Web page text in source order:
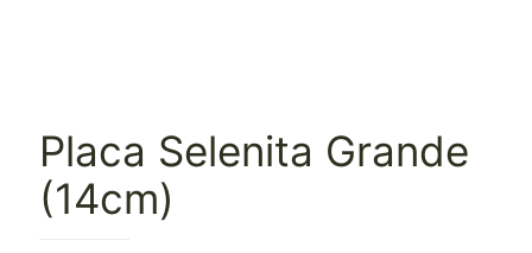
Placa Selenita Grande
(14cm)